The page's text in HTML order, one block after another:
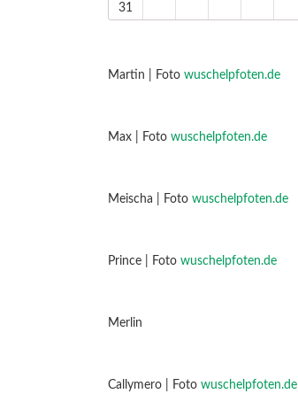
31
Martin | Foto wuschelpfoten.de
Max | Foto wuschelpfoten.de
Meischa | Foto wuschelpfoten.de
Prince | Foto wuschelpfoten.de
Merlin
Callymero | Foto wuschelpfoten.de